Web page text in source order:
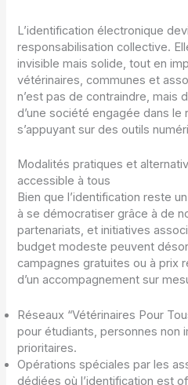
L’identification électronique
responsabilisation collective.
invisible mais solide, tout en
vétérinaires, communes et
n’est pas de contraindre, mais
d’une société engagée dans
s’appuyant sur des outils
Modalités pratiques et
accessible à tous
Bien que l’identification reste
à se démocratiser grâce à de
partenariats, et initiatives
budget modeste peuvent
campagnes gratuites ou à prix
d’un accompagnement sur
Réseaux “Vétérinaires Pour
pour étudiants, personnes non
prioritaires.
Opérations spéciales par les
dédiées où l’identification est